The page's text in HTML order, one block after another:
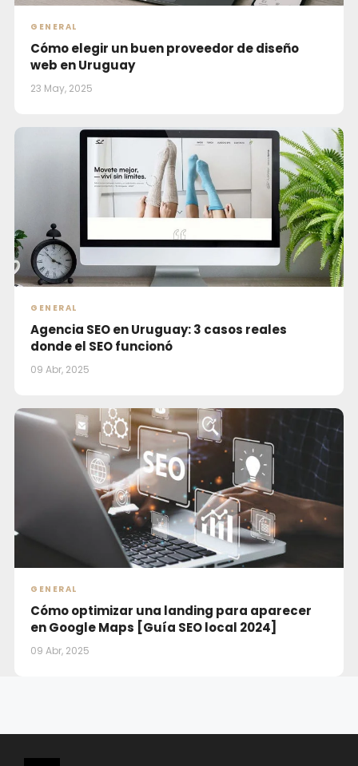
GENERAL
Cómo elegir un buen proveedor de diseño
web en Uruguay
23 May, 2025
GENERAL
Agencia SEO en Uruguay: 3 casos reales
donde el SEO funcionó
09 Abr, 2025
GENERAL
Cómo optimizar una landing para aparecer
en Google Maps [Guía SEO local 2024]
09 Abr, 2025